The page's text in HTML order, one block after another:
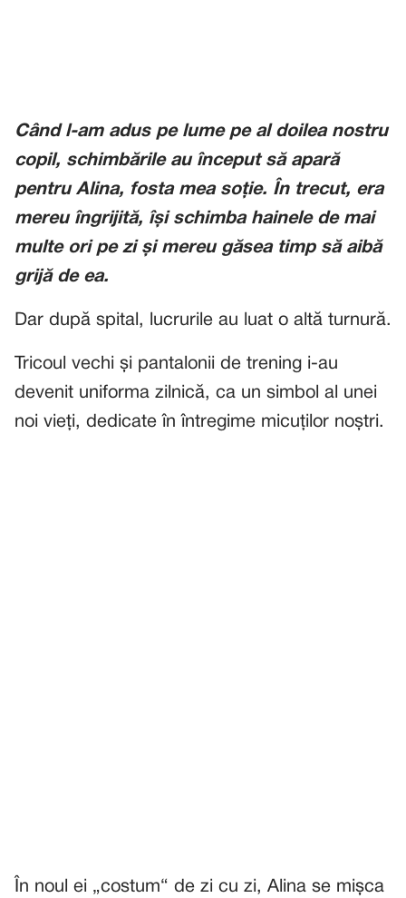
Când l-am adus pe lume pe al doilea nostru
copil, schimbările au început să apară
pentru Alina, fosta mea soție. În trecut, era
mereu îngrijită, își schimba hainele de mai
multe ori pe zi și mereu găsea timp să aibă
grijă de ea.
Dar după spital, lucrurile au luat o altă turnură.
Tricoul vechi și pantalonii de trening i-au
devenit uniforma zilnică, ca un simbol al unei
noi vieți, dedicate în întregime micuților noștri.
În noul ei „costum“ de zi cu zi, Alina se mișca